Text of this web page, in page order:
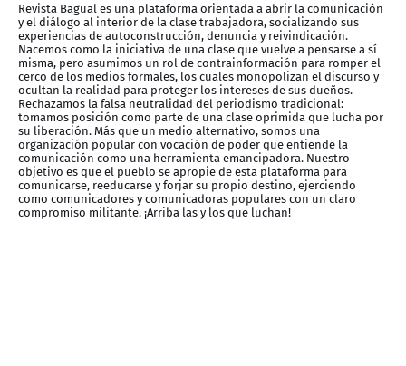
Revista Bagual es una plataforma orientada a abrir la comunicación
y el diálogo al interior de la clase trabajadora, socializando sus
experiencias de autoconstrucción, denuncia y reivindicación.
Nacemos como la iniciativa de una clase que vuelve a pensarse a sí
misma, pero asumimos un rol de contrainformación para romper el
cerco de los medios formales, los cuales monopolizan el discurso y
ocultan la realidad para proteger los intereses de sus dueños.
Rechazamos la falsa neutralidad del periodismo tradicional:
tomamos posición como parte de una clase oprimida que lucha por
su liberación. Más que un medio alternativo, somos una
organización popular con vocación de poder que entiende la
comunicación como una herramienta emancipadora. Nuestro
objetivo es que el pueblo se apropie de esta plataforma para
comunicarse, reeducarse y forjar su propio destino, ejerciendo
como comunicadores y comunicadoras populares con un claro
compromiso militante. ¡Arriba las y los que luchan!